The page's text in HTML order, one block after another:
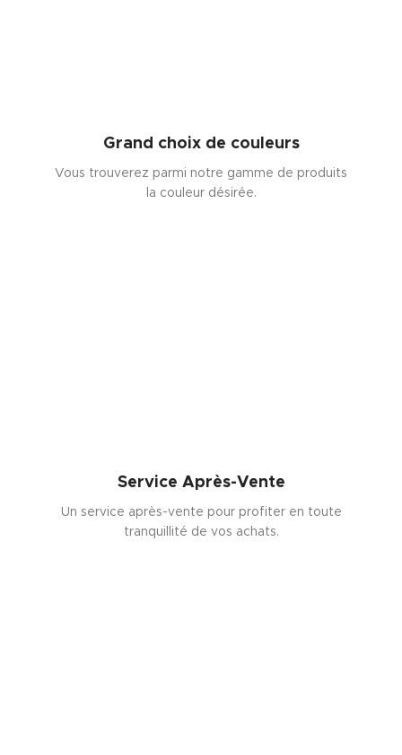
Grand choix de couleurs
Vous trouverez parmi notre gamme de produits
la couleur désirée.
Service Après-Vente
Un service après-vente pour profiter en toute
tranquillité de vos achats.